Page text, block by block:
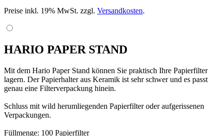
Preise inkl. 19% MwSt. zzgl. Versandkosten.
HARIO PAPER STAND
Mit dem Hario Paper Stand können Sie praktisch Ihre Papierfilter
lagern. Der Papierhalter aus Keramik ist sehr schwer und es passt
genau eine Filterverpackung hinein.
Schluss mit wild herumliegenden Papierfilter oder aufgerissenen
Verpackungen.
Füllmenge: 100 Papierfilter